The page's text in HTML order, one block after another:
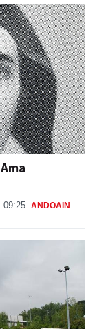
09:25 ANDOAIN